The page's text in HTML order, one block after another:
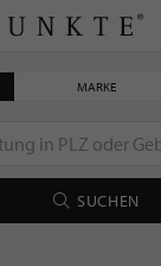
MARKE
SUCHEN